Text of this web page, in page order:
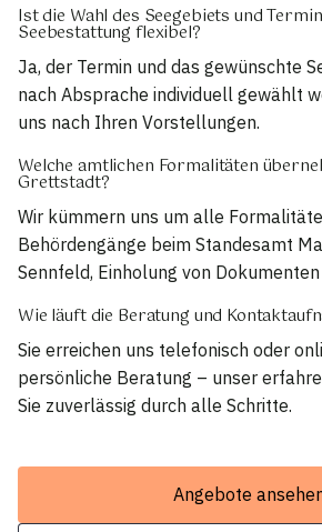
Ist die Wahl des Seegebiets und
Seebestattung flexibel?
Ja, der Termin und das gewünschte
nach Absprache individuell gewählt
uns nach Ihren Vorstellungen.
Welche amtlichen Formalitäten
Grettstadt?
Wir kümmern uns um alle
Behördengänge beim Standesamt
Sennfeld, Einholung von
Wie läuft die Beratung und
Sie erreichen uns telefonisch oder
persönliche Beratung – unser
Sie zuverlässig durch alle Schritte.
Angebote